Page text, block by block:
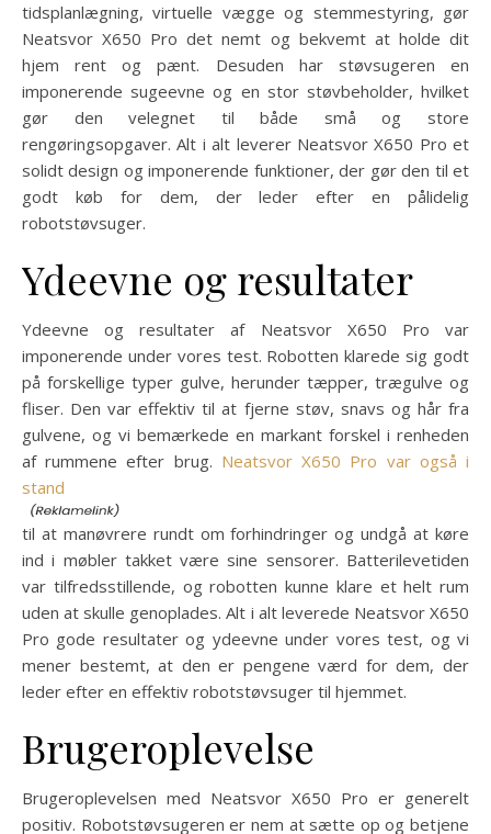
tidsplanlægning, virtuelle vægge og stemmestyring, gør
Neatsvor X650 Pro det nemt og bekvemt at holde dit
hjem rent og pænt. Desuden har støvsugeren en
imponerende sugeevne og en stor støvbeholder, hvilket
gør den velegnet til både små og store
rengøringsopgaver. Alt i alt leverer Neatsvor X650 Pro et
solidt design og imponerende funktioner, der gør den til et
godt køb for dem, der leder efter en pålidelig
robotstøvsuger.
Ydeevne og resultater
Ydeevne og resultater af Neatsvor X650 Pro var
imponerende under vores test. Robotten klarede sig godt
på forskellige typer gulve, herunder tæpper, trægulve og
fliser. Den var effektiv til at fjerne støv, snavs og hår fra
gulvene, og vi bemærkede en markant forskel i renheden
af rummene efter brug. Neatsvor X650 Pro var også i
stand
til at manøvrere rundt om forhindringer og undgå at køre
ind i møbler takket være sine sensorer. Batterilevetiden
var tilfredsstillende, og robotten kunne klare et helt rum
uden at skulle genoplades. Alt i alt leverede Neatsvor X650
Pro gode resultater og ydeevne under vores test, og vi
mener bestemt, at den er pengene værd for dem, der
leder efter en effektiv robotstøvsuger til hjemmet.
Brugeroplevelse
Brugeroplevelsen med Neatsvor X650 Pro er generelt
positiv. Robotstøvsugeren er nem at sætte op og betjene